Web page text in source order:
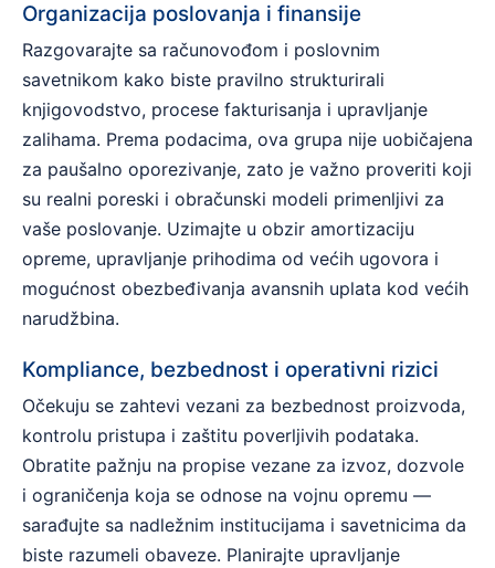
Organizacija poslovanja i finansije
Razgovarajte sa računovođom i poslovnim
savetnikom kako biste pravilno strukturirali
knjigovodstvo, procese fakturisanja i upravljanje
zalihama. Prema podacima, ova grupa nije uobičajena
za paušalno oporezivanje, zato je važno proveriti koji
su realni poreski i obračunski modeli primenljivi za
vaše poslovanje. Uzimajte u obzir amortizaciju
opreme, upravljanje prihodima od većih ugovora i
mogućnost obezbeđivanja avansnih uplata kod većih
narudžbina.
Kompliance, bezbednost i operativni rizici
Očekuju se zahtevi vezani za bezbednost proizvoda,
kontrolu pristupa i zaštitu poverljivih podataka.
Obratite pažnju na propise vezane za izvoz, dozvole
i ograničenja koja se odnose na vojnu opremu —
sarađujte sa nadležnim institucijama i savetnicima da
biste razumeli obaveze. Planirajte upravljanje